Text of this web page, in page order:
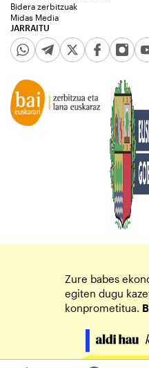
JARRAITU
Bidera zerbitzuak
Midas Media
Zure babes
egiten dugu
konprometitua.